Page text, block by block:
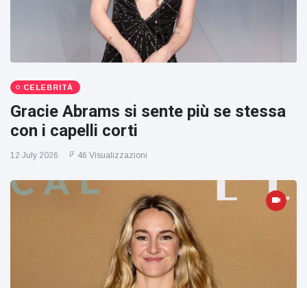
CELEBRITÀ
Gracie Abrams si sente più se stessa
con i capelli corti
12 July 2026 46 Visualizzazioni